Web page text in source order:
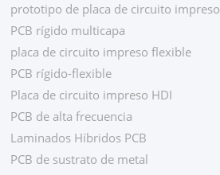
prototipo de placa de circuito impreso
PCB rígido multicapa
placa de circuito impreso flexible
PCB rígido-flexible
Placa de circuito impreso HDI
PCB de alta frecuencia
Laminados Híbridos PCB
PCB de sustrato de metal